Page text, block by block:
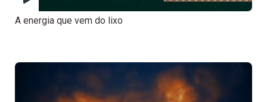
A energia que vem do lixo